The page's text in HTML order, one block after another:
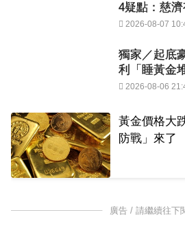
4疑點：慈
2026-08-07
獨家／起底
利「睡黃金
2026-08-06
黃金價格大
防戰」來了
廣告 / 請繼續往下